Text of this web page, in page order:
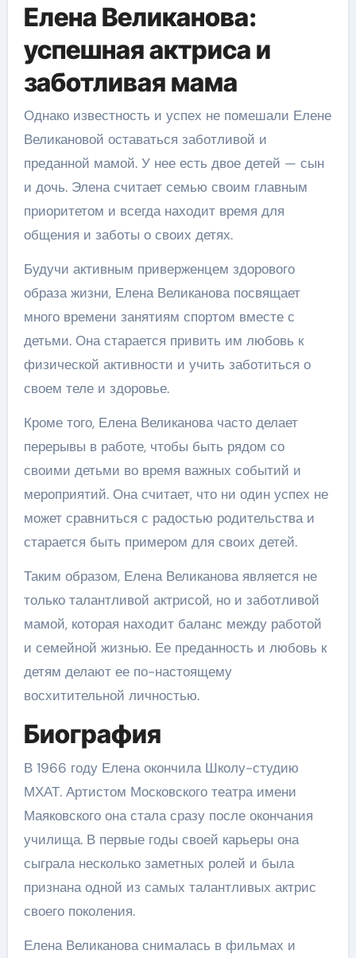
Елена Великанова:
успешная актриса и
заботливая мама
Однако известность и успех не помешали Елене
Великановой оставаться заботливой и
преданной мамой. У нее есть двое детей — сын
и дочь. Элена считает семью своим главным
приоритетом и всегда находит время для
общения и заботы о своих детях.
Будучи активным приверженцем здорового
образа жизни, Елена Великанова посвящает
много времени занятиям спортом вместе с
детьми. Она старается привить им любовь к
физической активности и учить заботиться о
своем теле и здоровье.
Кроме того, Елена Великанова часто делает
перерывы в работе, чтобы быть рядом со
своими детьми во время важных событий и
мероприятий. Она считает, что ни один успех не
может сравниться с радостью родительства и
старается быть примером для своих детей.
Таким образом, Елена Великанова является не
только талантливой актрисой, но и заботливой
мамой, которая находит баланс между работой
и семейной жизнью. Ее преданность и любовь к
детям делают ее по-настоящему
восхитительной личностью.
Биография
В 1966 году Елена окончила Школу-студию
МХАТ. Артистом Московского театра имени
Маяковского она стала сразу после окончания
училища. В первые годы своей карьеры она
сыграла несколько заметных ролей и была
признана одной из самых талантливых актрис
своего поколения.
Елена Великанова снималась в фильмах и